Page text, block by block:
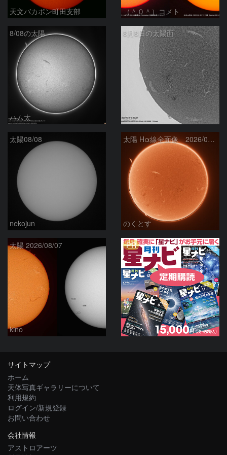
天文バカボン町田支部 （＾０＾）コメト
8/08の太陽
ハム太
8月8日の太陽面
ta-o
太陽08/08
nekojun
太陽 Hα線全面像 2026/08/08
のくとす
太陽 2026/08/07
kino
PR
サイトマップ
ホーム
天体写真ギャラリーについて
利用規約
ログイン/新規登録
お問い合わせ
会社情報
アストロアーツ